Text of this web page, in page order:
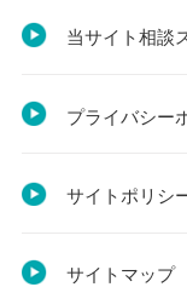
当サイト相談
プライバシー
サイトポリシ
サイトマップ